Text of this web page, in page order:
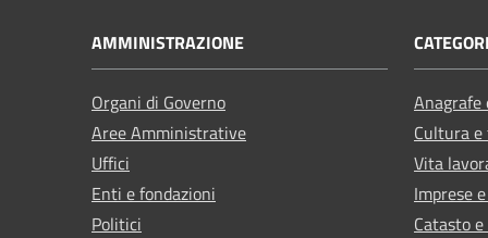
AMMINISTRAZIONE
Organi di Governo
Aree Amministrative
Uffici
Enti e fondazioni
Politici
Cultura
Vita
Imprese
Catasto